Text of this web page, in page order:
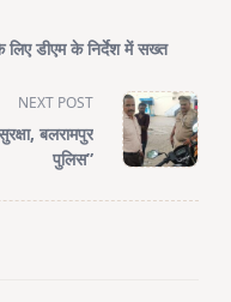
लिए डीएम के निर्देश में सख्त
NEXT POST
बलरामपुर
पुलिस”